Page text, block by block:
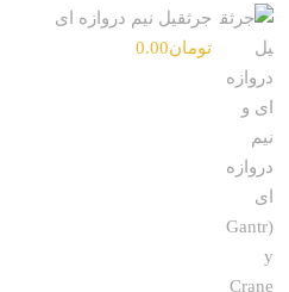
جرثقیل نیم دروازه ای
تومان0.00